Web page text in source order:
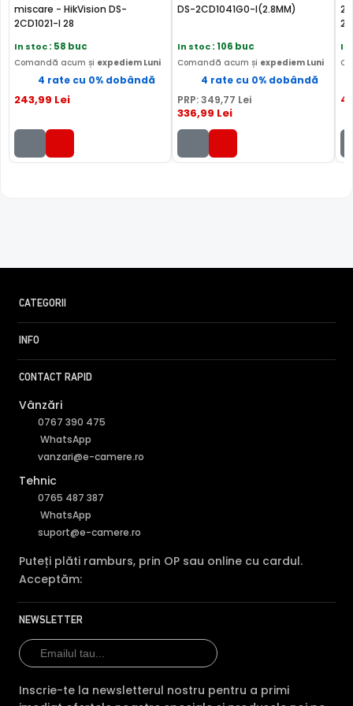
miscare - HikVision DS-
2CD1021-I 28
In stoc: 58 buc
Comandă acum și expediem Luni
4 rate cu 0% dobândă
243,99 Lei
DS-2CD1041G0-I(2.8MM)
In stoc: 106 buc
Comandă acum și expediem Luni
4 rate cu 0% dobândă
PRP:349,77 Lei
336,99 Lei
In
CATEGORII
INFO
CONTACT RAPID
Vânzări
0767 390 475
WhatsApp
vanzari@e-camere.ro
Tehnic
0765 487 387
WhatsApp
suport@e-camere.ro
Puteți plăti ramburs, prin OP sau online cu cardul.
Acceptăm:
NEWSLETTER
Inscrie-te la newsletterul nostru pentru a primi